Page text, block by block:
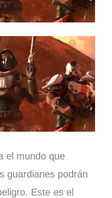
el mundo que
guardianes podrán
Este es el